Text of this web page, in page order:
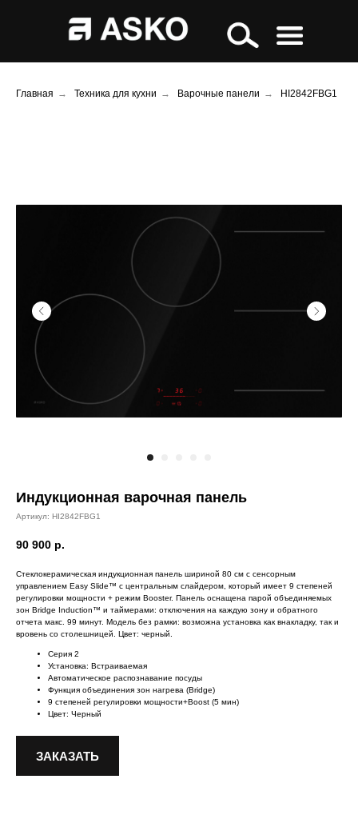
Главная → Техника для кухни → Варочные панели → HI2842FBG1
Индукционная варочная панель
Артикул: HI2842FBG1
90 900 р.
Стеклокерамическая индукционная панель шириной 80 см с сенсорным
управлением Easy Slide™ с центральным слайдером, который имеет 9 степеней
регулировки мощности + режим Booster. Панель оснащена парой объединяемых
зон Bridge Induction™ и таймерами: отключения на каждую зону и обратного
отчета макс. 99 минут. Модель без рамки: возможна установка как внакладку, так и
вровень со столешницей. Цвет: черный.
Серия 2
Установка: Встраиваемая
Автоматическое распознавание посуды
Функция объединения зон нагрева (Bridge)
9 степеней регулировки мощности+Boost (5 мин)
Цвет: Черный
ЗАКАЗАТЬ